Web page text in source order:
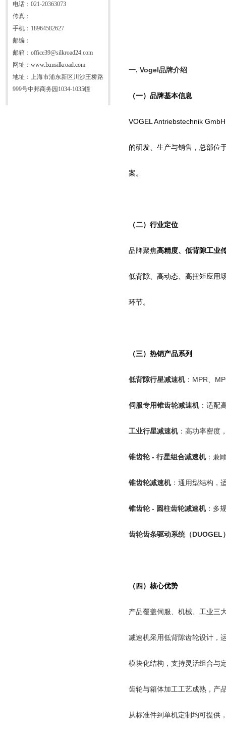
电话：021-20363073
传真：
手机：18964582627
邮编：
邮箱：office39@silkroad24.com
网址： www.lxmsilkroad.com
地址：上海市浦东新区川沙王桥路
999号中邦商务园1034-1035幢
一. Vogel品牌介绍
（一）品牌基本信息
VOGEL Antriebstechnik
的研发、生产与销售，总部位
案。
（二）行业定位
品牌聚焦高精度、低背隙工业
低背隙、高动态、高扭矩应用
环节。
（三）热销产品系列
低背隙行星减速机： MPR
伺服专用锥齿轮减速机：适配
工业行星减速机：高功率密度
锥齿轮- 行星组合减速机：兼
锥齿轮减速机：通用型结构，
锥齿轮- 圆柱齿轮减速机：多
齿轮齿条驱动系统（DUOGEL
（四）核心优势
产品覆盖伺服、机械、工业三
减速机采用低背隙齿轮设计，
模块化结构，支持灵活组合与
齿轮与箱体加工工艺成熟，产
从标准件到单机定制均可提供